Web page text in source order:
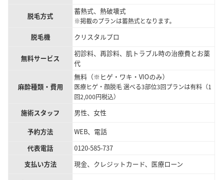
脱毛方式
蓄熱式、熱破壊式
※掲載のプランは蓄熱式となります。
脱毛機 クリスタルプロ
無料サービス
初診料、再診料、肌トラブル時の治療費とお薬
代
麻酔種類・費用
無料（※ヒゲ・ワキ・VIOのみ）
医療ヒゲ・顔脱毛 選べる3部位3回プランは有料（1
回2,000円税込）
施術スタッフ
男性、女性
予約方法
WEB、電話
代表電話
0120-585-737
支払い方法
現金、クレジットカード、医療ローン